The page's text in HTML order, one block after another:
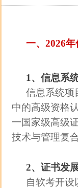
一、2026
1、信息系
信息系统项
中的高级资格
一国家级高级
技术与管理复
2、证书发
自软考开